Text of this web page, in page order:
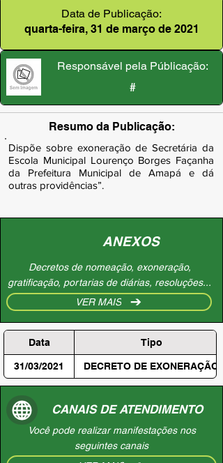
Data de Publicação:
quarta-feira, 31 de março de 2021
Responsável pela Públicação:
#
Resumo da Publicação:
Dispõe sobre exoneração de Secretária da
Escola Municipal Lourenço Borges Façanha
da Prefeitura Municipal de Amapá e dá
outras providências”.
ANEXOS
Decretos de nomeação, exoneração,
gratificação, portarias de diárias, resoluções...
VER MAIS
Data Tipo
31/03/2021 DECRETO DE EXONERAÇÃO
CANAIS DE ATENDIMENTO
Você pode realizar manifestações nos
seguintes canais